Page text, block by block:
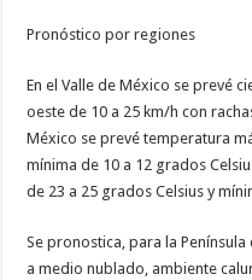
Pronóstico por regiones
En el Valle de México se prevé
oeste de 10 a 25 km/h con
México se prevé temperatura
mínima de 10 a 12 grados
de 23 a 25 grados Celsius y
Se pronostica, para la
a medio nublado, ambiente